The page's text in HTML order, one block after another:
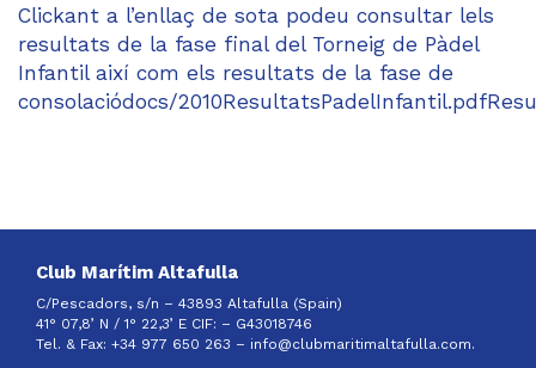
Clickant a l’enllaç de sota podeu consultar lels
resultats de la fase final del Torneig de Pàdel
Infantil així com els resultats de la fase de
consolaciódocs/
Club Marítim Altafulla
C/Pescadors, s/n – 43893 Altafulla (Spain)
41° 07,8’ N / 1° 22,3’ E CIF: – G43018746
Tel. & Fax: +34 977 650 263 – info@clubmaritimaltafulla.com.